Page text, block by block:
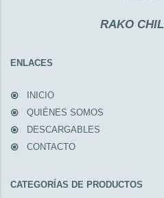
RAKO
ENLACES
INICIO
QUIÉNES SOMOS
DESCARGABLES
CONTACTO
CATEGORÍAS DE PRODUCTOS